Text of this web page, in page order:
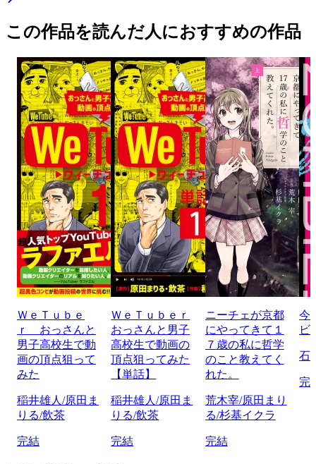
この作品を読んだ人におすすめの作品
ＷｅＴｕｂｅ
ｒ おっさんと
男子高校生で動
画の頂点狙って
みた
稲井雄人/原田ま
りる/飲茶
完結
ＷｅＴｕｂｅｒ
おっさんと男子
高校生で動画の
頂点狙ってみた
【単話】
稲井雄人/原田ま
りる/飲茶
完結
ニーチェが京都
にやってきて１
７歳の私に哲学
のこと教えてく
れた。
荒木宰/原田まり
る/杉基イクラ
完結
今
ビ
石
完